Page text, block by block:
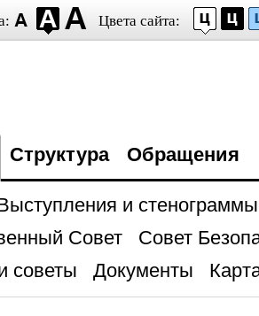
Цвета сайта:
Структура Обращения
и стенограммы
Совет
Совет
советы
Документы